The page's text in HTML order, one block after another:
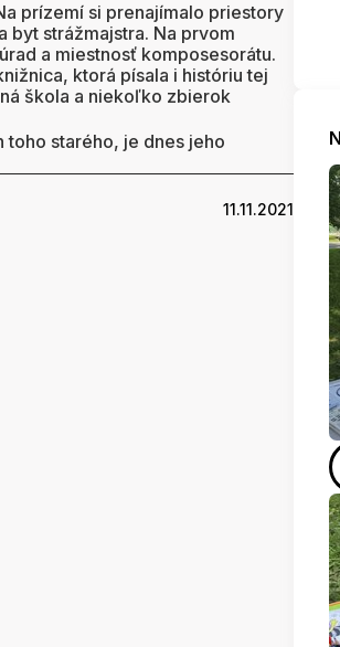
prízemí si prenajímalo priestory
byt strážmajstra. Na prvom
a miestnosť komposesorátu.
ktorá písala i históriu tej
škola a niekoľko zbierok
starého, je dnes jeho
11.11.2021